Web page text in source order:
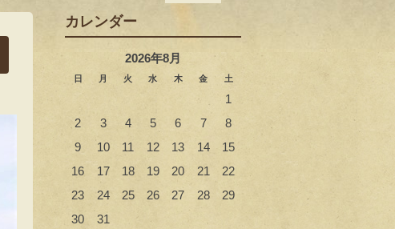
カレンダー
2026年8月
日 月 火 水 木 金 土
1
2
3 4 5 6 7
8
9
10 11 12 13 14
15
16
17 18 19 20 21
22
23
24 25 26 27 28
29
30
31